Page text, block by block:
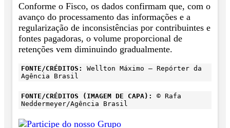
Conforme o Fisco, os dados confirmam que, com o
avanço do processamento das informações e a
regularização de inconsistências por contribuintes e
fontes pagadoras, o volume proporcional de
retenções vem diminuindo gradualmente.
FONTE/CRÉDITOS:
Wellton Máximo – Repórter da
Agência Brasil
FONTE/CRÉDITOS (IMAGEM DE CAPA):
© Rafa
Neddermeyer/Agência Brasil